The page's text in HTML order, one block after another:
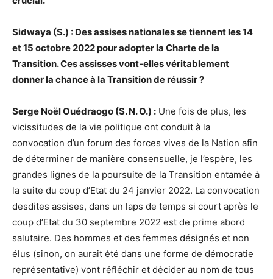
Sidwaya (S.) : Des assises nationales se tiennent les 14
et 15 octobre 2022 pour adopter la Charte de la
Transition. Ces assisses vont-elles véritablement
donner la chance à la Transition de réussir ?
Serge Noël Ouédraogo (S. N. O.) : Une fois de plus, les
vicissitudes de la vie politique ont conduit à la
convocation d’un forum des forces vives de la Nation afin
de déterminer de manière consensuelle, je l’espère, les
grandes lignes de la poursuite de la Transition entamée à
la suite du coup d’Etat du 24 janvier 2022. La convocation
desdites assises, dans un laps de temps si court après le
coup d’Etat du 30 septembre 2022 est de prime abord
salutaire. Des hommes et des femmes désignés et non
élus (sinon, on aurait été dans une forme de démocratie
représentative) vont réfléchir et décider au nom de tous